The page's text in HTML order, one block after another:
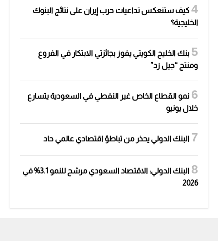
كيف ستنعكس تداعيات حرب إيران على نتائج البنوك
الخليجية؟
بنك الخليج الكويتي يفوز بجائزتي الابتكار في الفروع
ومنتج “جيل زد”
نمو القطاع الخاص غير النفطي في السعودية يتسارع
خلال يونيو
البنك الدولي يحذر من تباطؤ اقتصادي عالمي حاد
البنك الدولي: الاقتصاد السعودي مرشح للنمو 3.1% في
2026